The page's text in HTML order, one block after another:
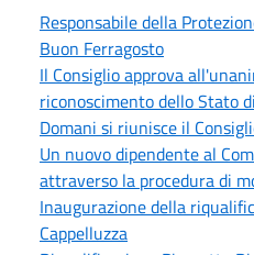
Responsabile della
Buon Ferragosto
Il Consiglio approva
riconoscimento dello Stato
Domani si riunisce il
Un nuovo dipendente al
attraverso la procedura di
Inaugurazione della
Cappelluzza